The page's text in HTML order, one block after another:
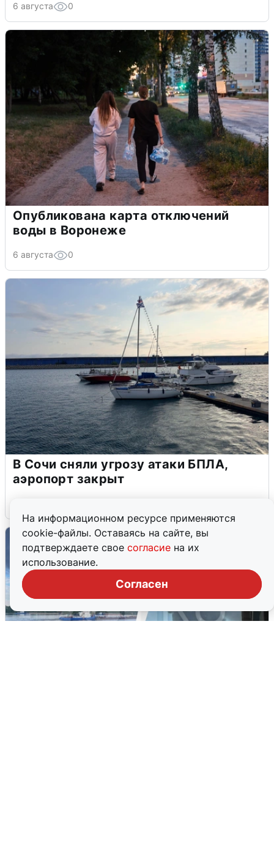
На информационном ресурсе применяются
cookie-файлы. Оставаясь на сайте, вы
подтверждаете свое согласие на их
использование.
Согласен
6 августа 0
Опубликована карта отключений
воды в Воронеже
6 августа 0
В Сочи сняли угрозу атаки БПЛА,
аэропорт закрыт